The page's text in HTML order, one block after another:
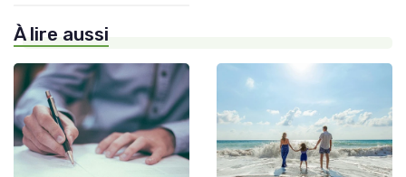
À lire aussi